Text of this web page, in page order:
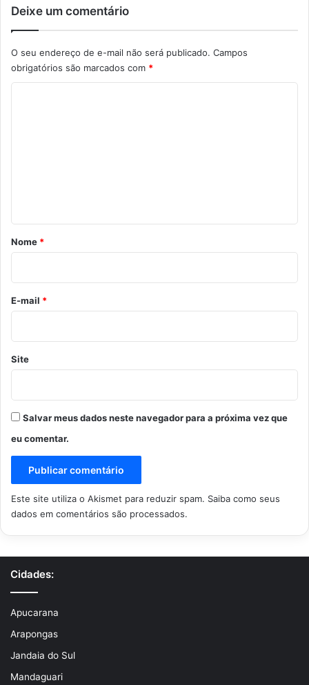
Deixe um comentário
O seu endereço de e-mail não será publicado. Campos
obrigatórios são marcados com *
r
o
*
Nome *
E-mail *
Site
Salvar meus dados neste navegador para a próxima vez que
eu comentar.
Este site utiliza o Akismet para reduzir spam. Saiba como seus
dados em comentários são processados.
Cidades:
Apucarana
Arapongas
Jandaia do Sul
Mandaguari